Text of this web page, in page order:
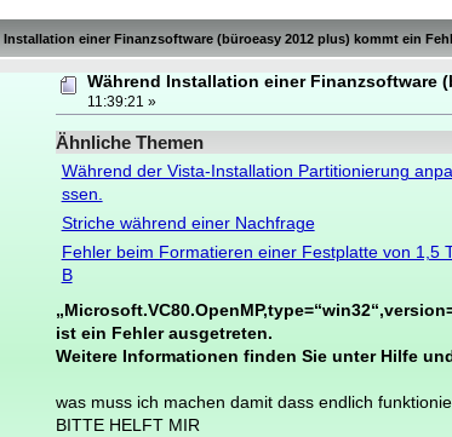
Installation einer Finanzsoftware (büroeasy 2012 plus) kommt ein
Während Installation einer Finanzsoftware
11:39:21 »
Ähnliche Themen
Während der Vista-Installation Partitionierung anpa
ssen.
Striche während einer Nachfrage
Fehler beim Formatieren einer Festplatte von 1,5
B
ist ein Fehler ausgetreten.
Weitere Informationen finden Sie unter Hilfe
was muss ich machen damit dass endlich
BITTE HELFT MIR